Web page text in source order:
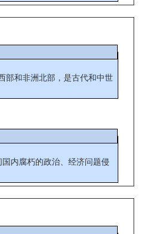
部和非洲北部，是古代和中世
内腐朽的政治、经济问题侵